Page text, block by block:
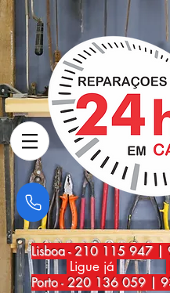
Ligue já
Lisboa-210 115 947|
Porto- 220 136 059 |